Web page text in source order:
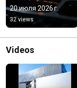
20 июля 2026 г.
32 views
Videos